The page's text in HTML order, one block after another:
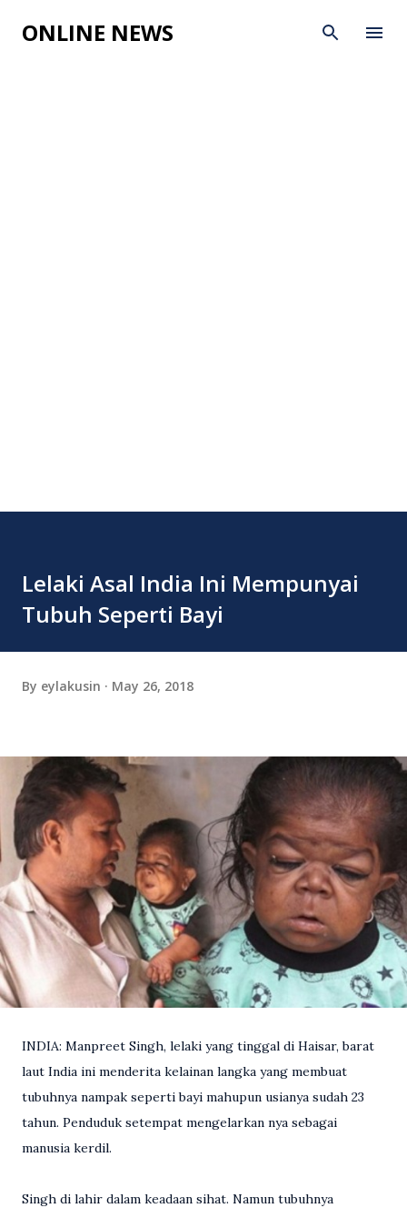
Skip to main content
ONLINE NEWS
Lelaki Asal India Ini Mempunyai
Tubuh Seperti Bayi
By eylakusin May 26, 2018
INDIA: Manpreet Singh, lelaki yang tinggal di Haisar, barat
laut India ini menderita kelainan langka yang membuat
tubuhnya nampak seperti bayi mahupun usianya sudah 23
tahun. Penduduk setempat mengelarkan nya sebagai
manusia kerdil.
Singh di lahir dalam keadaan sihat. Namun tubuhnya